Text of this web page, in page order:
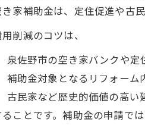
家補助金は、定住促進や古
削減のコツは、
泉佐野市の空き家バンクや定
補助金対象となるリフォー
古民家など歴史的価値の高
ることです。補助金の申請で